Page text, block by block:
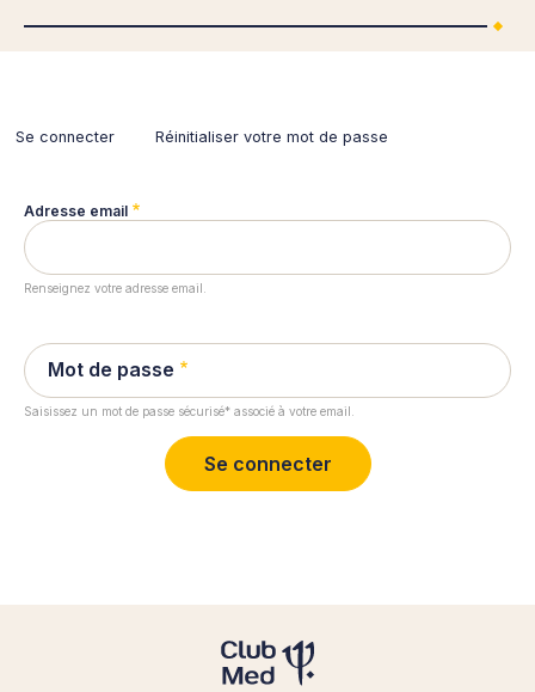
Se connecter(ongletRéinitialiser votre mot de passe
Adresse email
Renseignez votre adresse email.
Mot de passe
Saisissez un mot de passe sécurisé* associé à votre email.